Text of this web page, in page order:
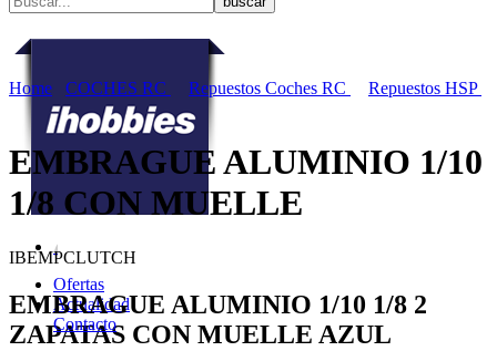
Ofertas
Actualidad
Contacto
Home COCHES RC Repuestos Coches RC Repuestos HSP
EMBRAGUE ALUMINIO 1/10
1/8 CON MUELLE
IBEMPCLUTCH
EMBRAGUE ALUMINIO 1/10 1/8 2
ZAPATAS CON MUELLE AZUL